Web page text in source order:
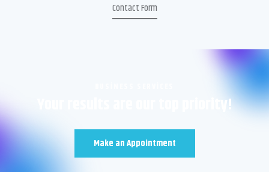
Contact Form
Your results are our top priority!
Make an Appointment